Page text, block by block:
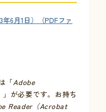
6月1日）（PDFファ
「Adobe
」が必要です。お持ち
Reader（Acrobat